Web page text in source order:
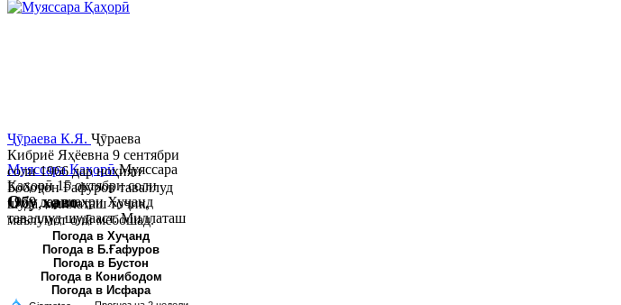
Муяссара ҚаҳорӣМуяссара
Қаҳорӣ 15 октябри соли
1979 дар шаҳри Хуҷанд
таваллуд шудааст. Миллаташ
тоҷик. Маълумот олӣ. Соли
2002 Донишгоҳи давлатии
Хуҷанд ба...
Ҷӯраева К.Я. Ҷӯраева
Кибриё Яҳёевна 9 сентябри
соли 1966 дар ноҳияи
Бобоҷон Ғафуров таваллуд
шуда, миллаташ тоҷик,
маълумот олӣ мебошад.
Соли 1997 Донишг...
Обу хаво
Погода в Хуҷанд
Погода в Б.Ғафуров
Погода в Бустон
Погода в Конибодом
Погода в Исфара